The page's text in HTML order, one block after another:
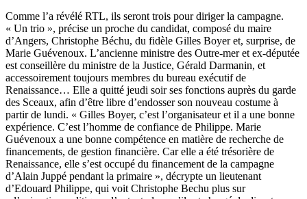
Comme l’a révélé RTL, ils seront trois pour diriger la campagne.
« Un trio », précise un proche du candidat, composé du maire
d’Angers, Christophe Béchu, du fidèle Gilles Boyer et, surprise, de
Marie Guévenoux. L’ancienne ministre des Outre-mer et ex-députée
est conseillère du ministre de la Justice, Gérald Darmanin, et
accessoirement toujours membres du bureau exécutif de
Renaissance… Elle a quitté jeudi soir ses fonctions auprès du garde
des Sceaux, afin d’être libre d’endosser son nouveau costume à
partir de lundi. « Gilles Boyer, c’est l’organisateur et il a une bonne
expérience. C’est l’homme de confiance de Philippe. Marie
Guévenoux a une bonne compétence en matière de recherche de
financements, de gestion financière. Car elle a été trésorière de
Renaissance, elle s’est occupé du financement de la campagne
d’Alain Juppé pendant la primaire », décrypte un lieutenant
d’Edouard Philippe, qui voit Christophe Bechu plus sur